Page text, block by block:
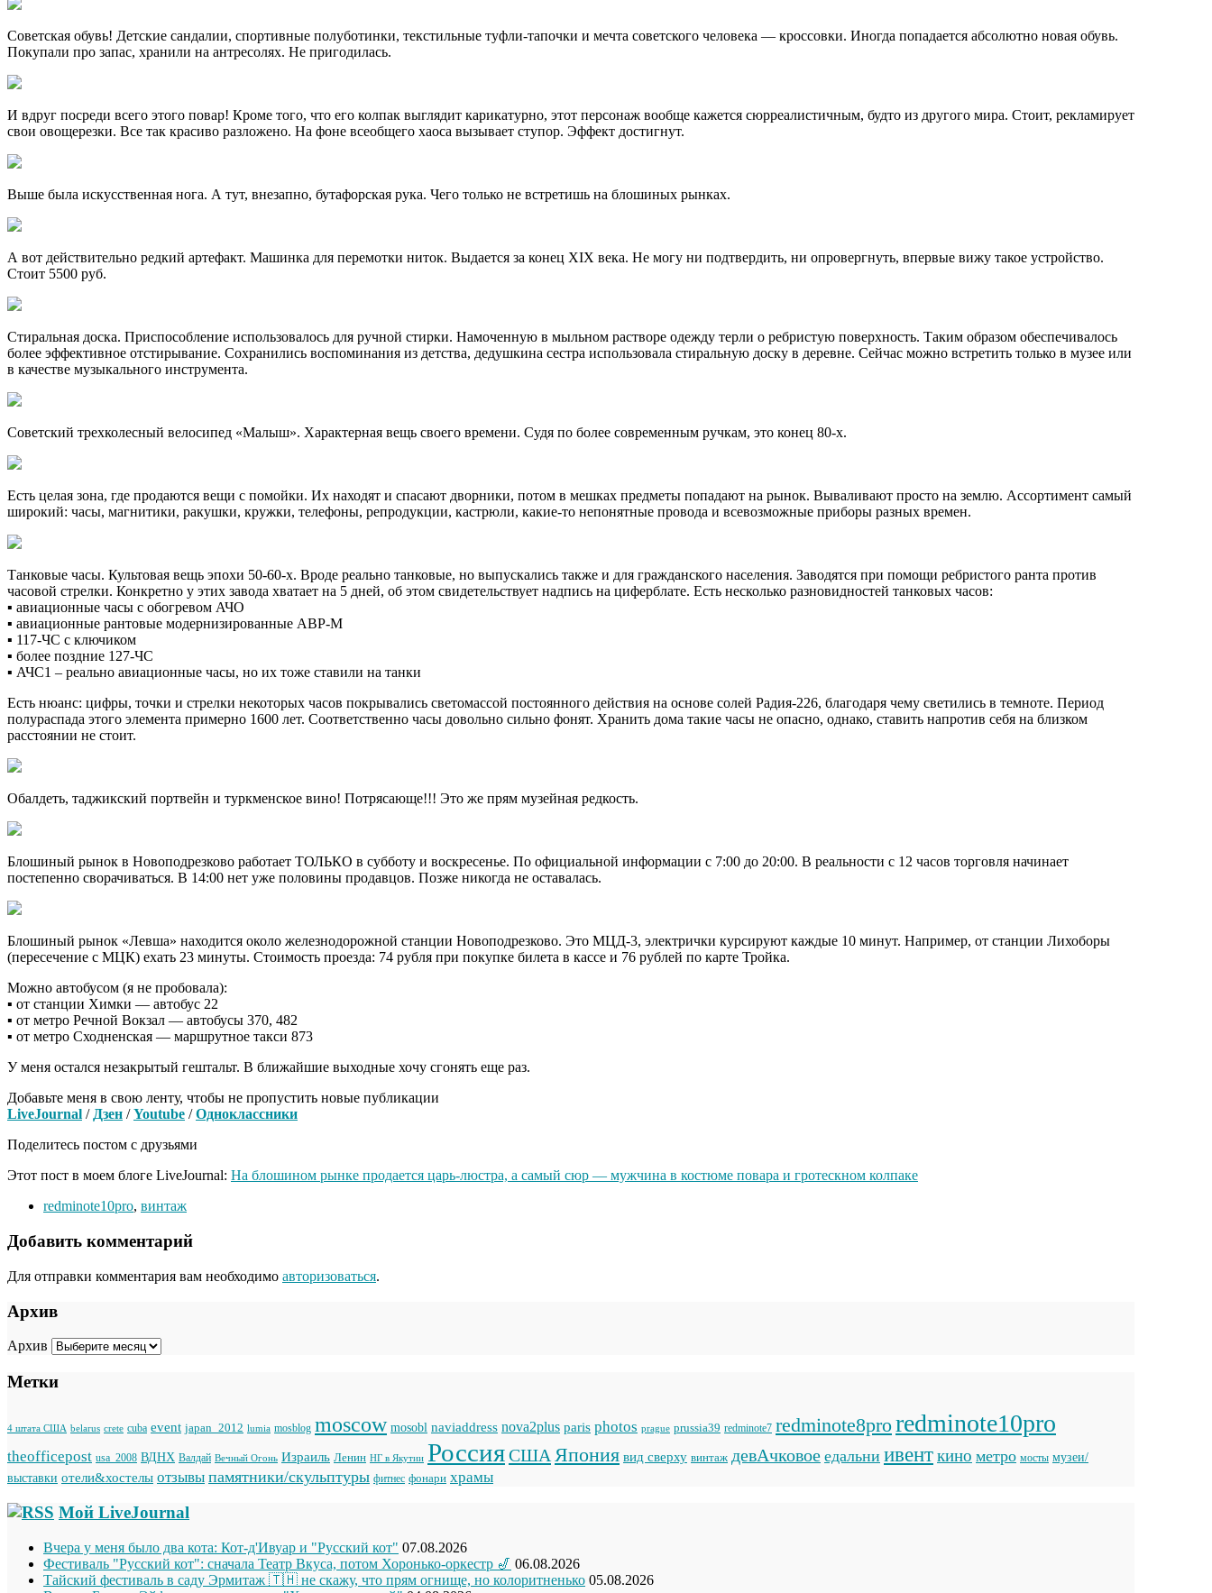
Советская обувь! Детские сандалии, спортивные полуботинки, текстильные туфли-тапочки и мечта советского человека — кроссовки. Иногда попадается абсолютно новая обувь.
Покупали про запас, хранили на антресолях. Не пригодилась.
И вдруг посреди всего этого повар! Кроме того, что его колпак выглядит карикатурно, этот персонаж вообще кажется сюрреалистичным, будто из другого мира. Стоит, рекламирует
свои овощерезки. Все так красиво разложено. На фоне всеобщего хаоса вызывает ступор. Эффект достигнут.
Выше была искусственная нога. А тут, внезапно, бутафорская рука. Чего только не встретишь на блошиных рынках.
А вот действительно редкий артефакт. Машинка для перемотки ниток. Выдается за конец XIX века. Не могу ни подтвердить, ни опровергнуть, впервые вижу такое устройство.
Стоит 5500 руб.
Стиральная доска. Приспособление использовалось для ручной стирки. Намоченную в мыльном растворе одежду терли о ребристую поверхность. Таким образом обеспечивалось
более эффективное отстирывание. Сохранились воспоминания из детства, дедушкина сестра использовала стиральную доску в деревне. Сейчас можно встретить только в музее или
в качестве музыкального инструмента.
Советский трехколесный велосипед «Малыш». Характерная вещь своего времени. Судя по более современным ручкам, это конец 80-х.
Есть целая зона, где продаются вещи с помойки. Их находят и спасают дворники, потом в мешках предметы попадают на рынок. Вываливают просто на землю. Ассортимент самый
широкий: часы, магнитики, ракушки, кружки, телефоны, репродукции, кастрюли, какие-то непонятные провода и всевозможные приборы разных времен.
Танковые часы. Культовая вещь эпохи 50-60-х. Вроде реально танковые, но выпускались также и для гражданского населения. Заводятся при помощи ребристого ранта против
часовой стрелки. Конкретно у этих завода хватает на 5 дней, об этом свидетельствует надпись на циферблате. Есть несколько разновидностей танковых часов:
▪️ авиационные часы с обогревом АЧО
▪️ авиационные рантовые модернизированные АВР-М
▪️ 117-ЧС с ключиком
▪️ более поздние 127-ЧС
▪️ АЧС1 – реально авиационные часы, но их тоже ставили на танки
Есть нюанс: цифры, точки и стрелки некоторых часов покрывались светомассой постоянного действия на основе солей Радия-226, благодаря чему светились в темноте. Период
полураспада этого элемента примерно 1600 лет. Соответственно часы довольно сильно фонят. Хранить дома такие часы не опасно, однако, ставить напротив себя на близком
расстоянии не стоит.
Обалдеть, таджикский портвейн и туркменское вино! Потрясающе!!! Это же прям музейная редкость.
Блошиный рынок в Новоподрезково работает ТОЛЬКО в субботу и воскресенье. По официальной информации с 7:00 до 20:00. В реальности с 12 часов торговля начинает
постепенно сворачиваться. В 14:00 нет уже половины продавцов. Позже никогда не оставалась.
Блошиный рынок «Левша» находится около железнодорожной станции Новоподрезково. Это МЦД-3, электрички курсируют каждые 10 минут. Например, от станции Лихоборы
(пересечение с МЦК) ехать 23 минуты. Стоимость проезда: 74 рубля при покупке билета в кассе и 76 рублей по карте Тройка.
Можно автобусом (я не пробовала):
▪️ от станции Химки — автобус 22
▪️ от метро Речной Вокзал — автобусы 370, 482
▪️ от метро Сходненская — маршрутное такси 873
У меня остался незакрытый гештальт. В ближайшие выходные хочу сгонять еще раз.
Добавьте меня в свою ленту, чтобы не пропустить новые публикации
LiveJournal /Дзен /Youtube /Одноклассники
Поделитесь постом с друзьями
Этот пост в моем блоге LiveJournal: На блошином рынке продается царь-люстра, а самый сюр — мужчина в костюме повара и гротескном колпаке
redminote10pro, винтаж
Добавить комментарий
Для отправки комментария вам необходимо авторизоваться.
Архив
Архив
Метки
4 штата США belarus crete cuba event japan_2012 lumia mosblog moscow mosobl naviaddress nova2plus paris photos prague prussia39 redminote7 redminote8proredminote10pro
theofficepost usa_2008 ВДНХ Валдай Вечный Огонь Израиль Ленин НГ в Якутии РоссияСША Япония вид сверху винтаж девАчковое едальни ивенткино метро мосты музеи/
выставки отели&хостелы отзывы памятники/скульптуры фитнес фонари храмы
Мой LiveJournal
Вчера у меня было два кота: Кот-д'Ивуар и "Русский кот" 07.08.2026
Фестиваль "Русский кот": сначала Театр Вкуса, потом Хоронько-оркестр 🎷 06.08.2026
Тайский фестиваль в саду Эрмитаж 🇹🇭 не скажу, что прям огнище, но колоритненько 05.08.2026